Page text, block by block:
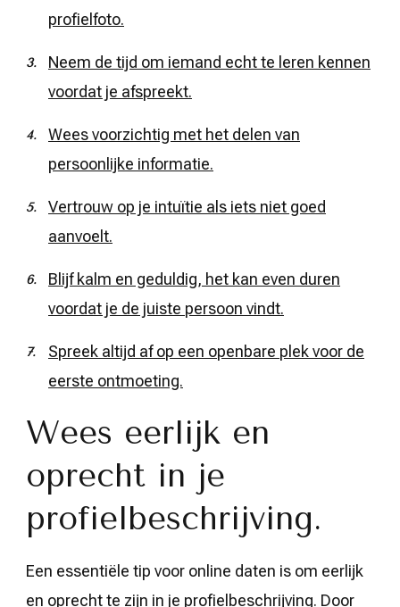
profielfoto.
Neem de tijd om iemand echt te leren kennen
voordat je afspreekt.
Wees voorzichtig met het delen van
persoonlijke informatie.
Vertrouw op je intuïtie als iets niet goed
aanvoelt.
Blijf kalm en geduldig, het kan even duren
voordat je de juiste persoon vindt.
Spreek altijd af op een openbare plek voor de
eerste ontmoeting.
Wees eerlijk en
oprecht in je
profielbeschrijving.
Een essentiële tip voor online daten is om eerlijk
en oprecht te zijn in je profielbeschrijving. Door